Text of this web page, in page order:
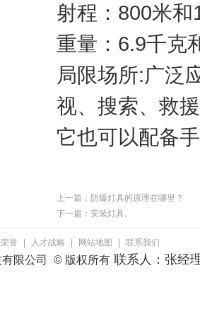
射程：800米和
重量：6.9千克
局限场所:广泛
视、搜索、救
它也可以配备
上一篇： 防爆灯具的原理在哪里？
下一篇： 安装灯具。
誉 人才战略 网站地图 联系我们
限公司 © 版权所有 联系人：张经